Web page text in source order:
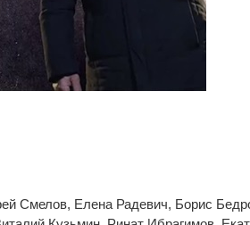
Смелов, Елена Радевич, Борис